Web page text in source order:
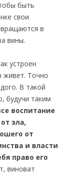
быть
свои
в
вины.
устроен
живет. Точно
В такой
будучи таким
воспитание
зла,
от
и власти
право его
виноват